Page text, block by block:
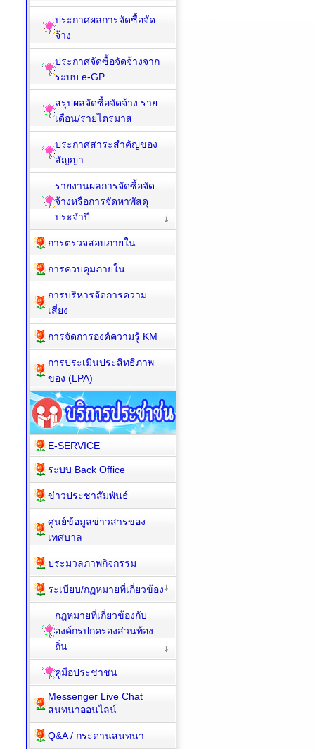
ประกาศผลการจัดซื้อจัด
จ้าง
ประกาศจัดซื้อจัดจ้างจาก
ระบบ e-GP
สรุปผลจัดซื้อจัดจ้าง ราย
เดือน/รายไตรมาส
ประกาศสาระสำคัญของ
สัญญา
รายงานผลการจัดซื้อจัด
จ้างหรือการจัดหาพัสดุ
ประจำปี
การตรวจสอบภายใน
การควบคุมภายใน
การบริหารจัดการความ
เสี่ยง
การจัดการองค์ความรู้ KM
การประเมินประสิทธิภาพ
ของ (LPA)
E-SERVICE
ระบบ Back Office
ข่าวประชาสัมพันธ์
ศูนย์ข้อมูลข่าวสารของ
เทศบาล
ประมวลภาพกิจกรรม
ระเบียบ/กฏหมายที่เกี่ยวข้อง
กฎหมายที่เกี่ยวข้องกับ
องค์กรปกครองส่วนท้อง
ถิ่น
คู่มือประชาชน
Messenger Live Chat
สนทนาออนไลน์
Q&A / กระดานสนทนา